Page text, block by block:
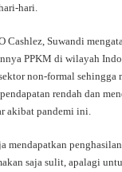
hari.
Cashlez, Suwandi
PPKM di wilayah
non-formal sehingga
rendah dan
akibat pandemi ini.
mendapatkan
saja sulit, apalagi